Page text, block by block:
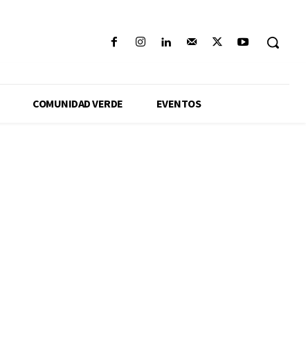
COMUNIDAD VERDE EVENTOS